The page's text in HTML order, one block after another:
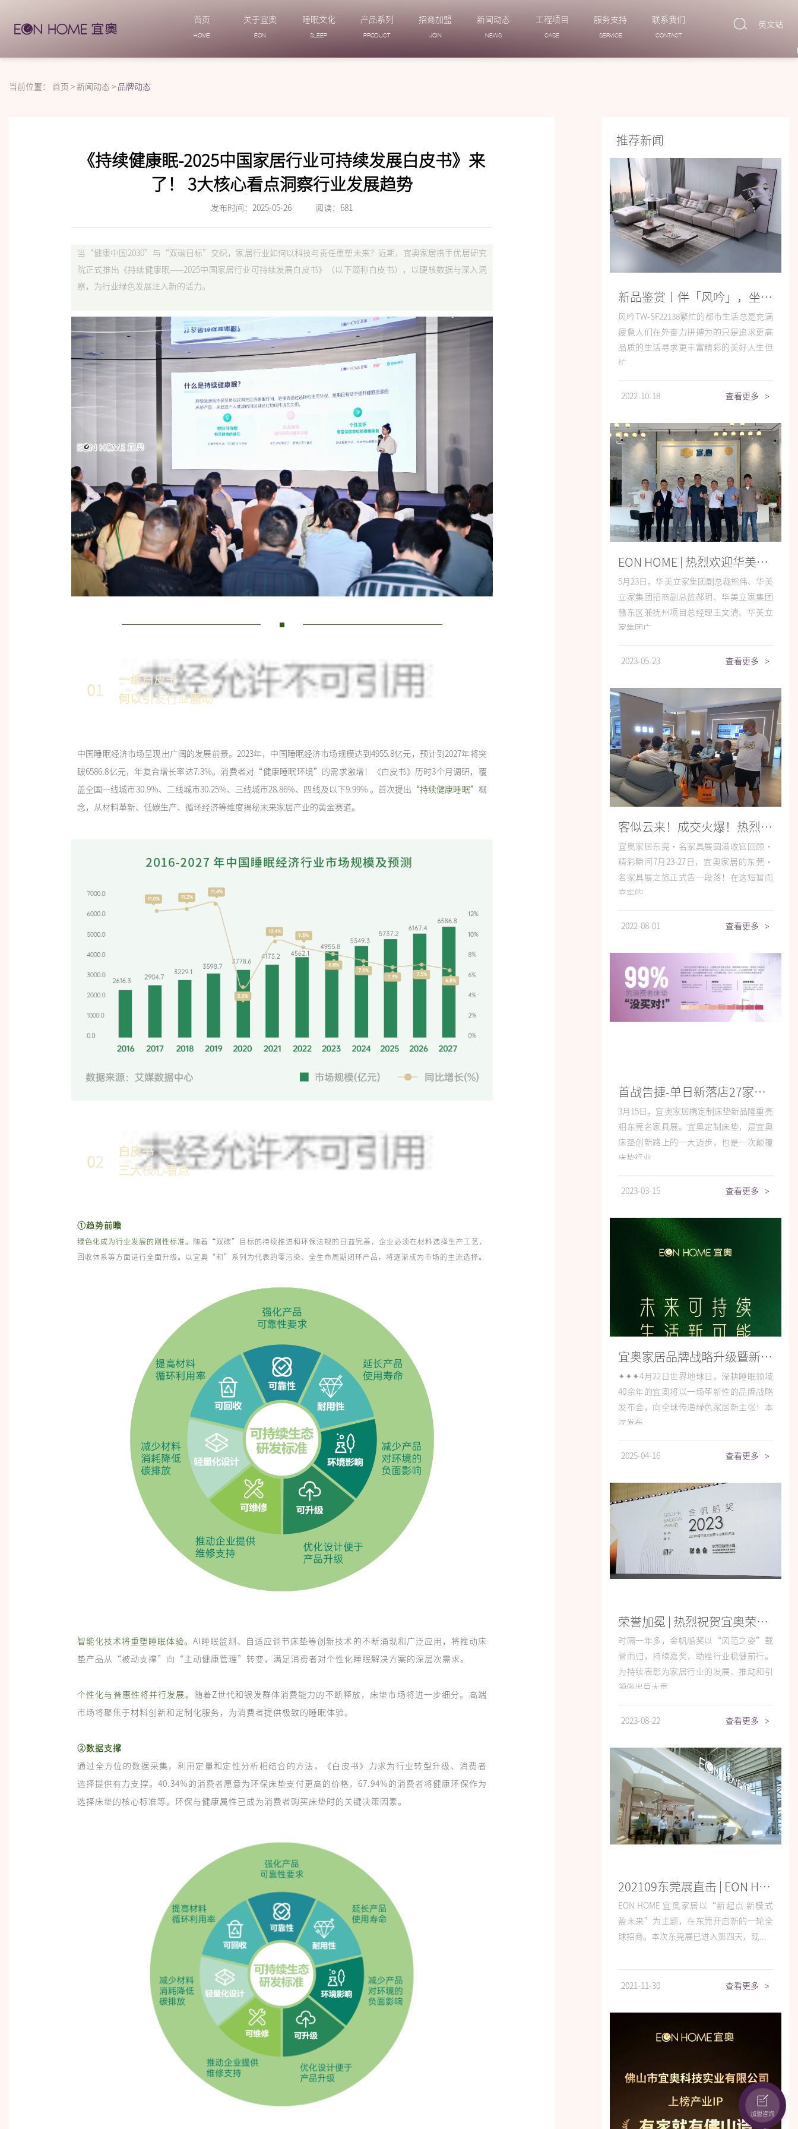
首页
HOME
关于宜奥
EON
睡眠文化
SLEEP
产品系列
PRODUCT
招商加盟
JOIN
新闻动态
NEWS
工程项目
CASE
服务支持
SERVICE
联系我们
CONTACT
英文站
当前位置： 首页 >新闻动态 > 品牌动态
《持续健康眠-2025中国家居行业可持续发展白皮书》来
了！ 3大核心看点洞察行业发展趋势
发布时间：2025-05-26 阅读：681
当“健康中国2030”与“双碳目标”交织，家居行业如何以科技与责任重塑未来？近期，宜奥家居携手优居研究
院正式推出《持续健康眠——2025中国家居行业可持续发展白皮书》（以下简称白皮书），以硬核数据与深入洞
察，为行业绿色发展注入新的活力。
01
一纸白皮书
何以引发行业震动
中国睡眠经济市场呈现出广阔的发展前景。2023年，中国睡眠经济市场规模达到4955.8亿元，预计到2027年将突
破6586.8亿元，年复合增长率达7.3%。消费者对“健康睡眠环境”的需求激增！《白皮书》历时3个月调研，覆
盖全国一线城市30.9%、二线城市30.25%、三线城市28.86%、四线及以下9.99% 。首次提出 “持续健康睡眠” 概
念，从材料革新、低碳生产、循环经济等维度揭秘未来家居产业的黄金赛道。
02
白皮书
三大核心看点
①趋势前瞻
绿色化成为行业发展的刚性标准。 随着“双碳”目标的持续推进和环保法规的日益完善，企业必须在材料选择生产工艺、
回收体系等方面进行全面升级。以宜奥“和”系列为代表的零污染、全生命周期闭环产品，将逐渐成为市场的主流选择。
智能化技术将重塑睡眠体验。AI睡眠监测、自适应调节床垫等创新技术的不断涌现和广泛应用，将推动床
垫产品从“被动支撑”向“主动健康管理”转变，满足消费者对个性化睡眠解决方案的深层次需求。
个性化与普惠性将并行发展。 随着Z世代和银发群体消费能力的不断释放，床垫市场将进一步细分。高端
市场将聚焦于材料创新和定制化服务，为消费者提供极致的睡眠体验。
②数据支撑
通过全方位的数据采集，利用定量和定性分析相结合的方法，《白皮书》力求为行业转型升级、消费者
选择提供有力支撑。40.34%的消费者愿意为环保床垫支付更高的价格，67.94%的消费者将健康环保作为
选择床垫的核心标准等。环保与健康属性已成为消费者购买床垫时的关键决策因素。
推荐新闻
新品鉴赏丨伴「风吟」，坐拥不凡品味
风吟TW-SF22138繁忙的都市生活总是充满
疲惫人们在外奋力拼搏为的只是追求更高
品质的生活寻求更丰富精彩的美好人生但
忙...
2022-10-18 查看更多 >
EON HOME | 热烈欢迎华美立家集团领导莅临宜奥参观交流
5月23日，华美立家集团副总裁熊伟、华美
立家集团招商副总监郝玥、华美立家集团
赣东区兼抚州项目总经理王文清、华美立
家集团广...
2023-05-23 查看更多 >
客似云来！成交火爆！热烈祝贺宜奥家居东莞展之行圆满收官！
宜奥家居东莞·名家具展圆满收官回顾·
精彩瞬间7月23-27日，宜奥家居的东莞·
名家具展之旅正式告一段落！在这短暂而
充实的...
2022-08-01 查看更多 >
首战告捷-单日新落店27家！宜奥定制床垫火爆东莞名家具展
3月15日，宜奥家居携定制床垫新品隆重亮
相东莞名家具展。宜奥定制床垫，是宜奥
床垫创新路上的一大迈步，也是一次颠覆
床垫行业...
2023-03-15 查看更多 >
宜奥家居品牌战略升级暨新品发布会即将启幕
✦✦✦4月22日世界地球日，深耕睡眠领域
40余年的宜奥将以一场革新性的品牌战略
发布会，向全球传递绿色家居新主张！本
次发布...
2025-04-16 查看更多 >
荣誉加冕 | 热烈祝贺宜奥荣获「金帆船奖」2023年度榜样家居品牌
时隔一年多，金帆船奖以“风范之姿”载
誉而归，持续嘉奖，助推行业稳健前行。
为持续表彰为家居行业的发展、推动和引
领做出巨大贡...
2023-08-22 查看更多 >
202109东莞展直击 | EON HOME 盛况全览
EON HOME 宜奥家居以“新起点 新模式
盈未来”为主题，在东莞开启新的一轮全
球招商。本次东莞展已进入第四天，现...
2021-11-30 查看更多 >
加盟咨询